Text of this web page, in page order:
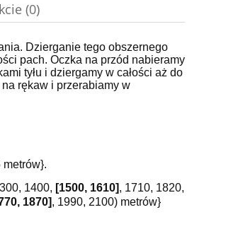
do koszyka
(0)
Dzierganie tego obszernego
pach. Oczka na przód nabieramy
tyłu i dziergamy w całości aż do
rękaw i przerabiamy w
1400, [1500, 1610], 1710, 1820,
1870], 1990, 2100) metrów}